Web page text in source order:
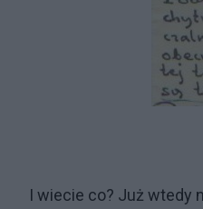
I wiecie co? Już wtedy